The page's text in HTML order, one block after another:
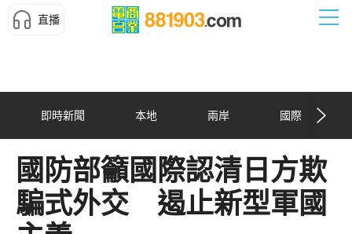
直播
即時新聞 本地 兩岸 國際
國防部籲國際認清日方欺
騙式外交 遏止新型軍國